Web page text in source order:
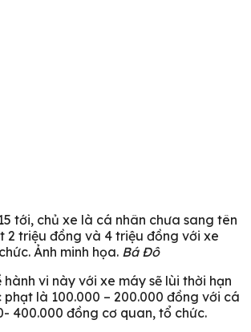
tới, chủ xe là cá nhân chưa sang tên
2 triệu đồng và 4 triệu đồng với xe
Ảnh minh họa. Bá Đô
hành vi này với xe máy sẽ lùi thời hạn
phạt là 100.000 – 200.000 đồng với cá
400.000 đồng cơ quan, tổ chức.